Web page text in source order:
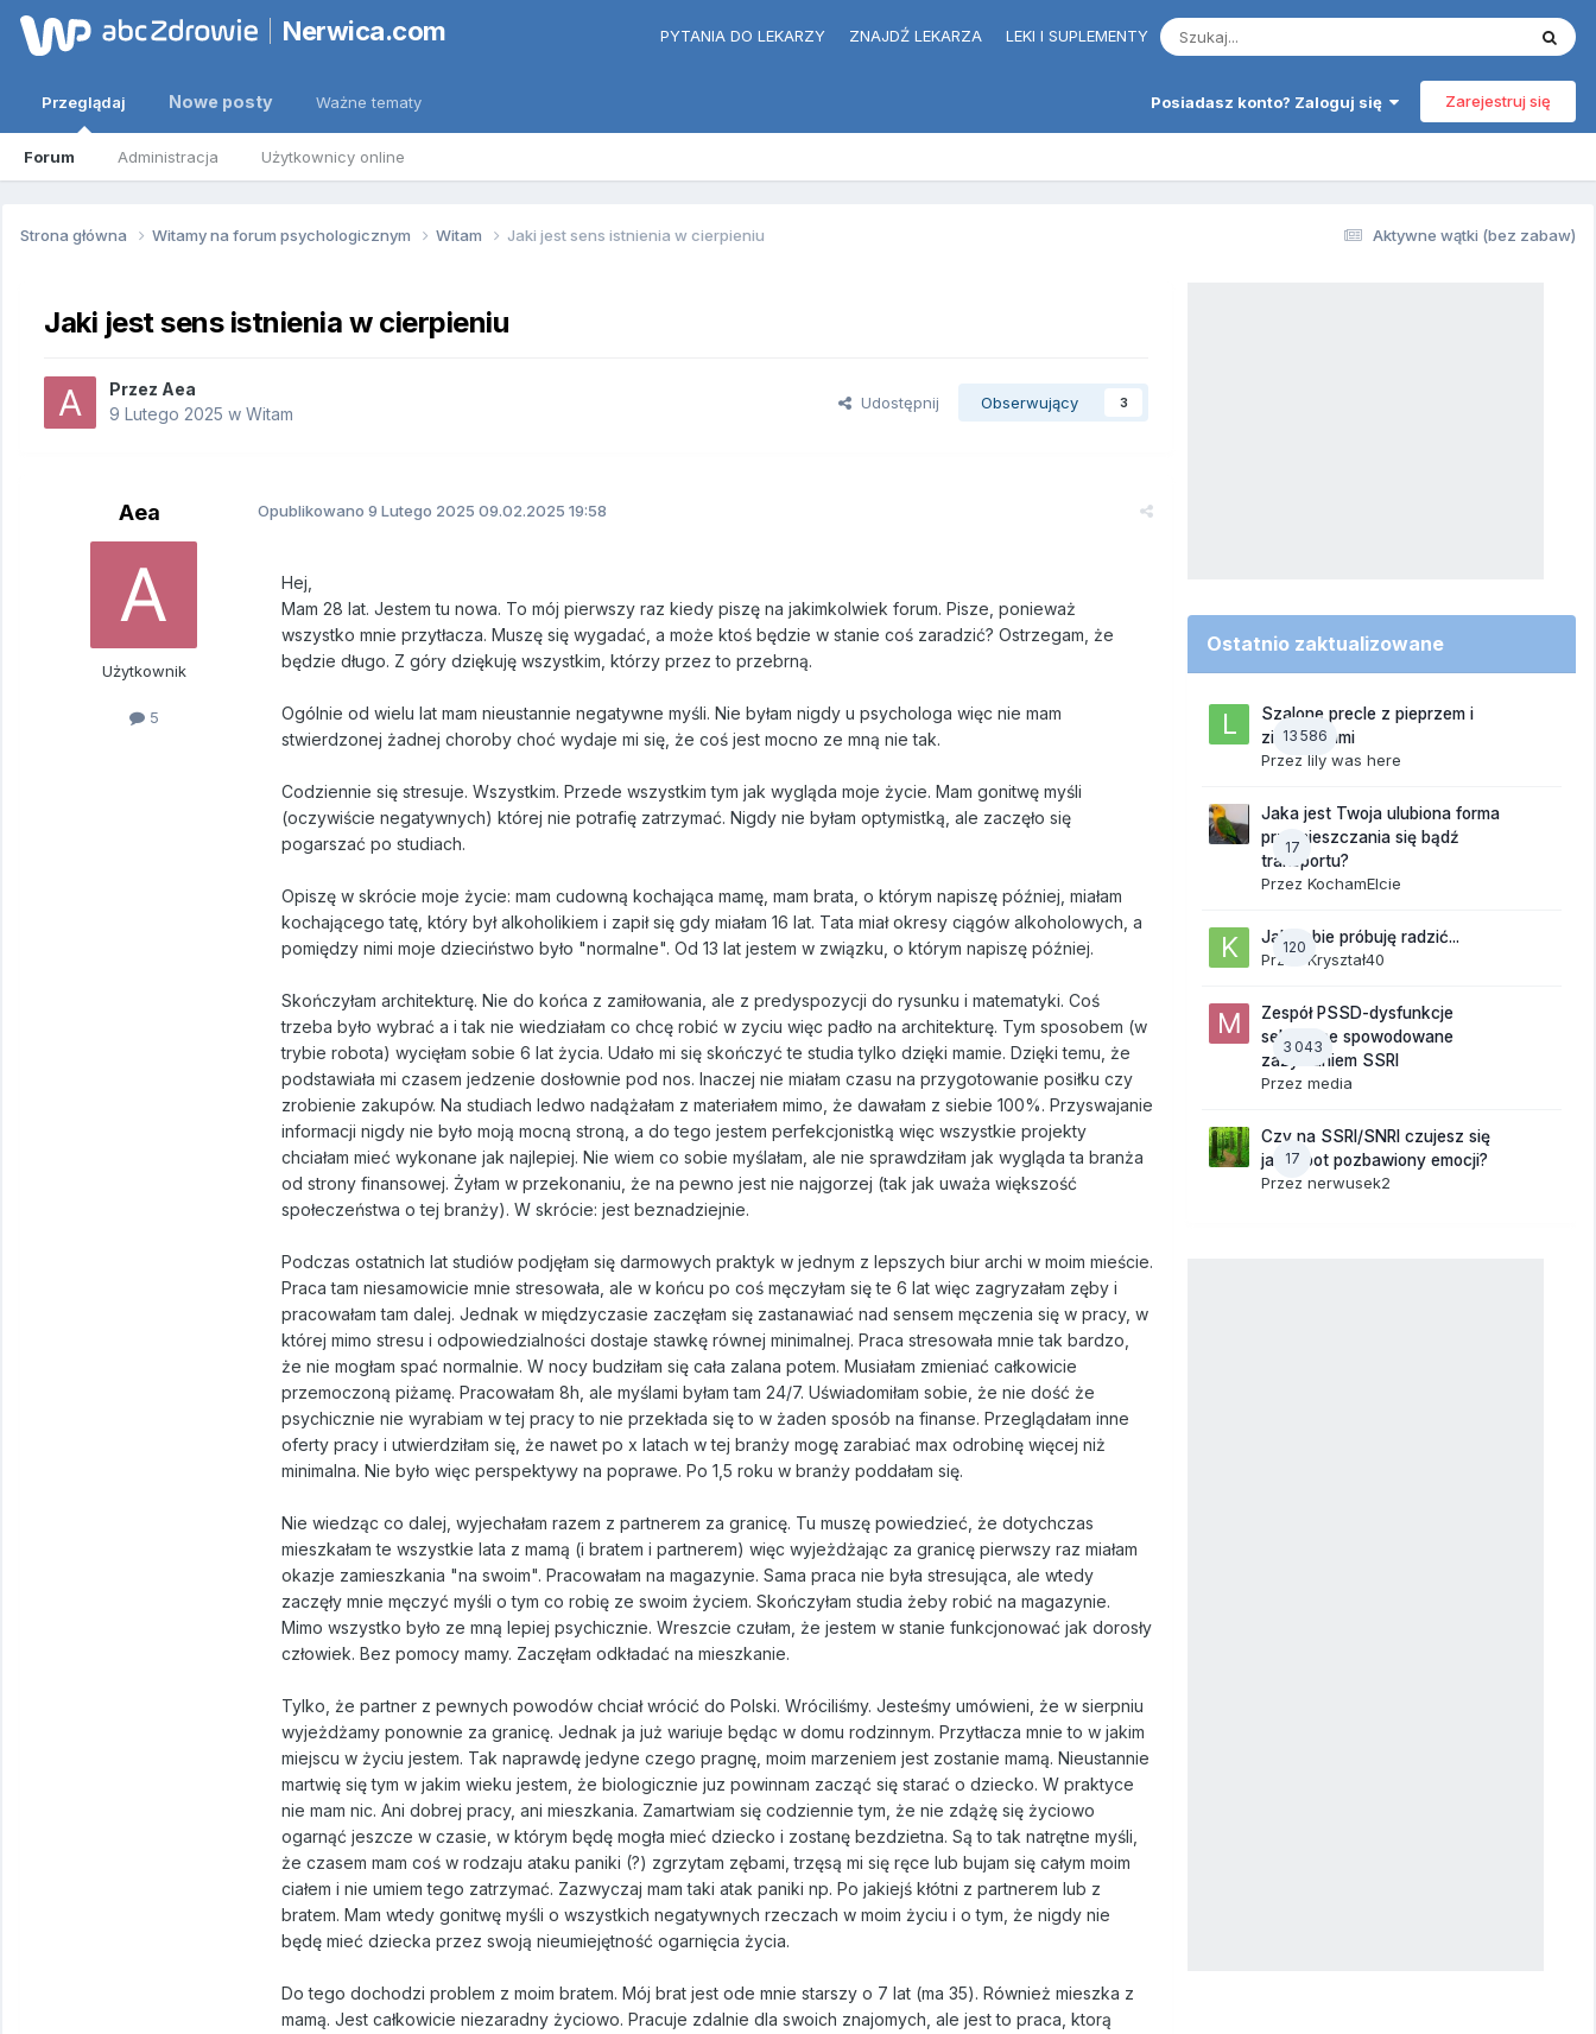
Nerwica.com PYTANIA DO LEKARZY ZNAJDŹ LEKARZA LEKI I SUPLEMENTY
Posiadasz konto? Zaloguj się Zarejestruj się
Przeglądaj
Forum Administracja Użytkownicy online
Nowe posty Ważne tematy
Aktywne wątki (bez zabaw)
Strona główna Witamy na forum psychologicznym Witam Jaki jest sens istnienia w cierpieniu
Jaki jest sens istnienia w cierpieniu
Przez Aea
9 Lutego 2025 w Witam
Udostępnij Obserwujący 3
Aea
Użytkownik
5
Opublikowano 9 Lutego 2025 09.02.2025 19:58
Hej,
Mam 28 lat. Jestem tu nowa. To mój pierwszy raz kiedy piszę na jakimkolwiek forum. Pisze, ponieważ
wszystko mnie przytłacza. Muszę się wygadać, a może ktoś będzie w stanie coś zaradzić? Ostrzegam, że
będzie długo. Z góry dziękuję wszystkim, którzy przez to przebrną.
Ogólnie od wielu lat mam nieustannie negatywne myśli. Nie byłam nigdy u psychologa więc nie mam
stwierdzonej żadnej choroby choć wydaje mi się, że coś jest mocno ze mną nie tak.
Codziennie się stresuje. Wszystkim. Przede wszystkim tym jak wygląda moje życie. Mam gonitwę myśli
(oczywiście negatywnych) której nie potrafię zatrzymać. Nigdy nie byłam optymistką, ale zaczęło się
pogarszać po studiach.
Opiszę w skrócie moje życie: mam cudowną kochająca mamę, mam brata, o którym napiszę później, miałam
kochającego tatę, który był alkoholikiem i zapił się gdy miałam 16 lat. Tata miał okresy ciągów alkoholowych, a
pomiędzy nimi moje dzieciństwo było "normalne". Od 13 lat jestem w związku, o którym napiszę później.
Skończyłam architekturę. Nie do końca z zamiłowania, ale z predyspozycji do rysunku i matematyki. Coś
trzeba było wybrać a i tak nie wiedziałam co chcę robić w zyciu więc padło na architekturę. Tym sposobem (w
trybie robota) wycięłam sobie 6 lat życia. Udało mi się skończyć te studia tylko dzięki mamie. Dzięki temu, że
podstawiała mi czasem jedzenie dosłownie pod nos. Inaczej nie miałam czasu na przygotowanie posiłku czy
zrobienie zakupów. Na studiach ledwo nadążałam z materiałem mimo, że dawałam z siebie 100%. Przyswajanie
informacji nigdy nie było moją mocną stroną, a do tego jestem perfekcjonistką więc wszystkie projekty
chciałam mieć wykonane jak najlepiej. Nie wiem co sobie myślałam, ale nie sprawdziłam jak wygląda ta branża
od strony finansowej. Żyłam w przekonaniu, że na pewno jest nie najgorzej (tak jak uważa większość
społeczeństwa o tej branży). W skrócie: jest beznadziejnie.
Podczas ostatnich lat studiów podjęłam się darmowych praktyk w jednym z lepszych biur archi w moim mieście.
Praca tam niesamowicie mnie stresowała, ale w końcu po coś męczyłam się te 6 lat więc zagryzałam zęby i
pracowałam tam dalej. Jednak w międzyczasie zaczęłam się zastanawiać nad sensem męczenia się w pracy, w
której mimo stresu i odpowiedzialności dostaje stawkę równej minimalnej. Praca stresowała mnie tak bardzo,
że nie mogłam spać normalnie. W nocy budziłam się cała zalana potem. Musiałam zmieniać całkowicie
przemoczoną piżamę. Pracowałam 8h, ale myślami byłam tam 24/7. Uświadomiłam sobie, że nie dość że
psychicznie nie wyrabiam w tej pracy to nie przekłada się to w żaden sposób na finanse. Przeglądałam inne
oferty pracy i utwierdziłam się, że nawet po x latach w tej branży mogę zarabiać max odrobinę więcej niż
minimalna. Nie było więc perspektywy na poprawe. Po 1,5 roku w branży poddałam się.
Nie wiedząc co dalej, wyjechałam razem z partnerem za granicę. Tu muszę powiedzieć, że dotychczas
mieszkałam te wszystkie lata z mamą (i bratem i partnerem) więc wyjeżdżając za granicę pierwszy raz miałam
okazje zamieszkania "na swoim". Pracowałam na magazynie. Sama praca nie była stresująca, ale wtedy
zaczęły mnie męczyć myśli o tym co robię ze swoim życiem. Skończyłam studia żeby robić na magazynie.
Mimo wszystko było ze mną lepiej psychicznie. Wreszcie czułam, że jestem w stanie funkcjonować jak dorosły
człowiek. Bez pomocy mamy. Zaczęłam odkładać na mieszkanie.
Tylko, że partner z pewnych powodów chciał wrócić do Polski. Wróciliśmy. Jesteśmy umówieni, że w sierpniu
wyjeżdżamy ponownie za granicę. Jednak ja już wariuje będąc w domu rodzinnym. Przytłacza mnie to w jakim
miejscu w życiu jestem. Tak naprawdę jedyne czego pragnę, moim marzeniem jest zostanie mamą. Nieustannie
martwię się tym w jakim wieku jestem, że biologicznie juz powinnam zacząć się starać o dziecko. W praktyce
nie mam nic. Ani dobrej pracy, ani mieszkania. Zamartwiam się codziennie tym, że nie zdążę się życiowo
ogarnąć jeszcze w czasie, w którym będę mogła mieć dziecko i zostanę bezdzietna. Są to tak natrętne myśli,
że czasem mam coś w rodzaju ataku paniki (?) zgrzytam zębami, trzęsą mi się ręce lub bujam się całym moim
ciałem i nie umiem tego zatrzymać. Zazwyczaj mam taki atak paniki np. Po jakiejś kłótni z partnerem lub z
bratem. Mam wtedy gonitwę myśli o wszystkich negatywnych rzeczach w moim życiu i o tym, że nigdy nie
będę mieć dziecka przez swoją nieumiejętność ogarnięcia życia.
Do tego dochodzi problem z moim bratem. Mój brat jest ode mnie starszy o 7 lat (ma 35). Również mieszka z
mamą. Jest całkowicie niezaradny życiowo. Pracuje zdalnie dla swoich znajomych, ale jest to praca, ktorą
Ostatnio zaktualizowane
13 586
Szalone precle z pieprzem i
ziemniakami
Przez lily was here
17
Jaka jest Twoja ulubiona forma
przemieszczania się bądź
transportu?
Przez KochamElcie
120
Jak sobie próbuję radzić...
Przez Kryształ40
3 043
Zespół PSSD-dysfunkcje
seksualne spowodowane
zażywaniem SSRI
Przez media
17
Czy na SSRI/SNRI czujesz się
jak robot pozbawiony emocji?
Przez nerwusek2